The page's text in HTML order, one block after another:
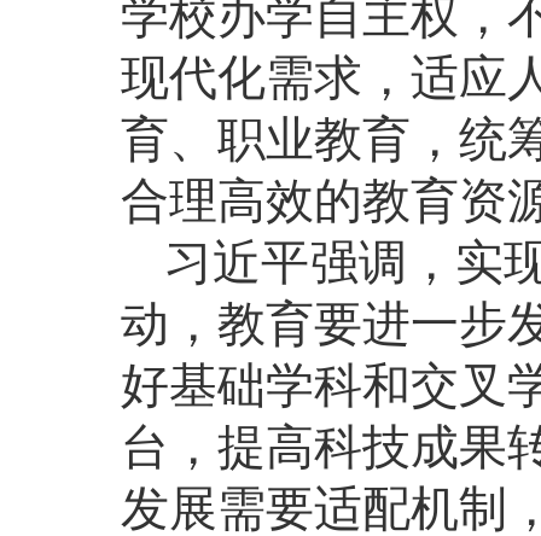
学校办学自主权，
现代化需求，适应
育、职业教育，统
合理高效的教育资
习近平强调，实
动，教育要进一步
好基础学科和交叉
台，提高科技成果
发展需要适配机制